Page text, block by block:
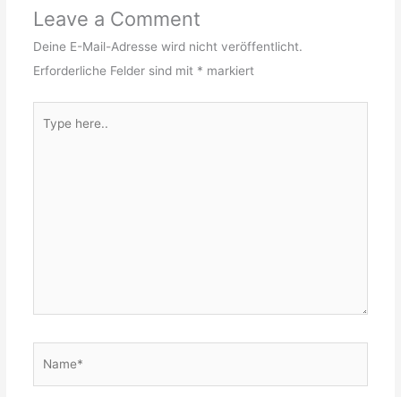
Leave a Comment
Deine E-Mail-Adresse wird nicht veröffentlicht.
Erforderliche Felder sind mit * markiert